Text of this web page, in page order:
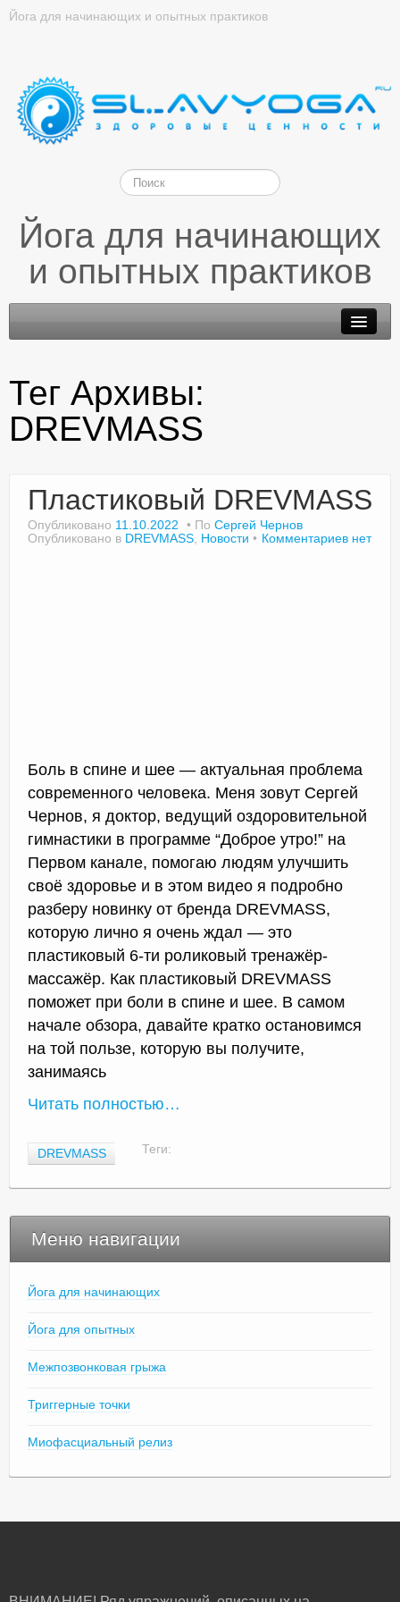
Йога для начинающих и опытных практиков
Йога для начинающих
и опытных практиков
Методика SLAVYOGA
Методика ЧЕРЕНОК
Тег Архивы:
DREVMASS
Пластиковый DREVMASS
Опубликовано 11.10.2022 По Сергей Чернов
Опубликовано в DREVMASS Новости Комментариев нет
Боль в спине и шее — актуальная проблема
современного человека. Меня зовут Сергей
Чернов, я доктор, ведущий оздоровительной
гимнастики в программе “Доброе утро!” на
Первом канале, помогаю людям улучшить
своё здоровье и в этом видео я подробно
разберу новинку от бренда DREVMASS,
которую лично я очень ждал — это
пластиковый 6-ти роликовый тренажёр-
массажёр. Как пластиковый DREVMASS
поможет при боли в спине и шее. В самом
начале обзора, давайте кратко остановимся
на той пользе, которую вы получите,
занимаясь
Читать полностью…
Теги:
DREVMASS
Меню навигации
Йога для начинающих
Йога для опытных
Межпозвонковая грыжа
Триггерные точки
Миофасциальный релиз